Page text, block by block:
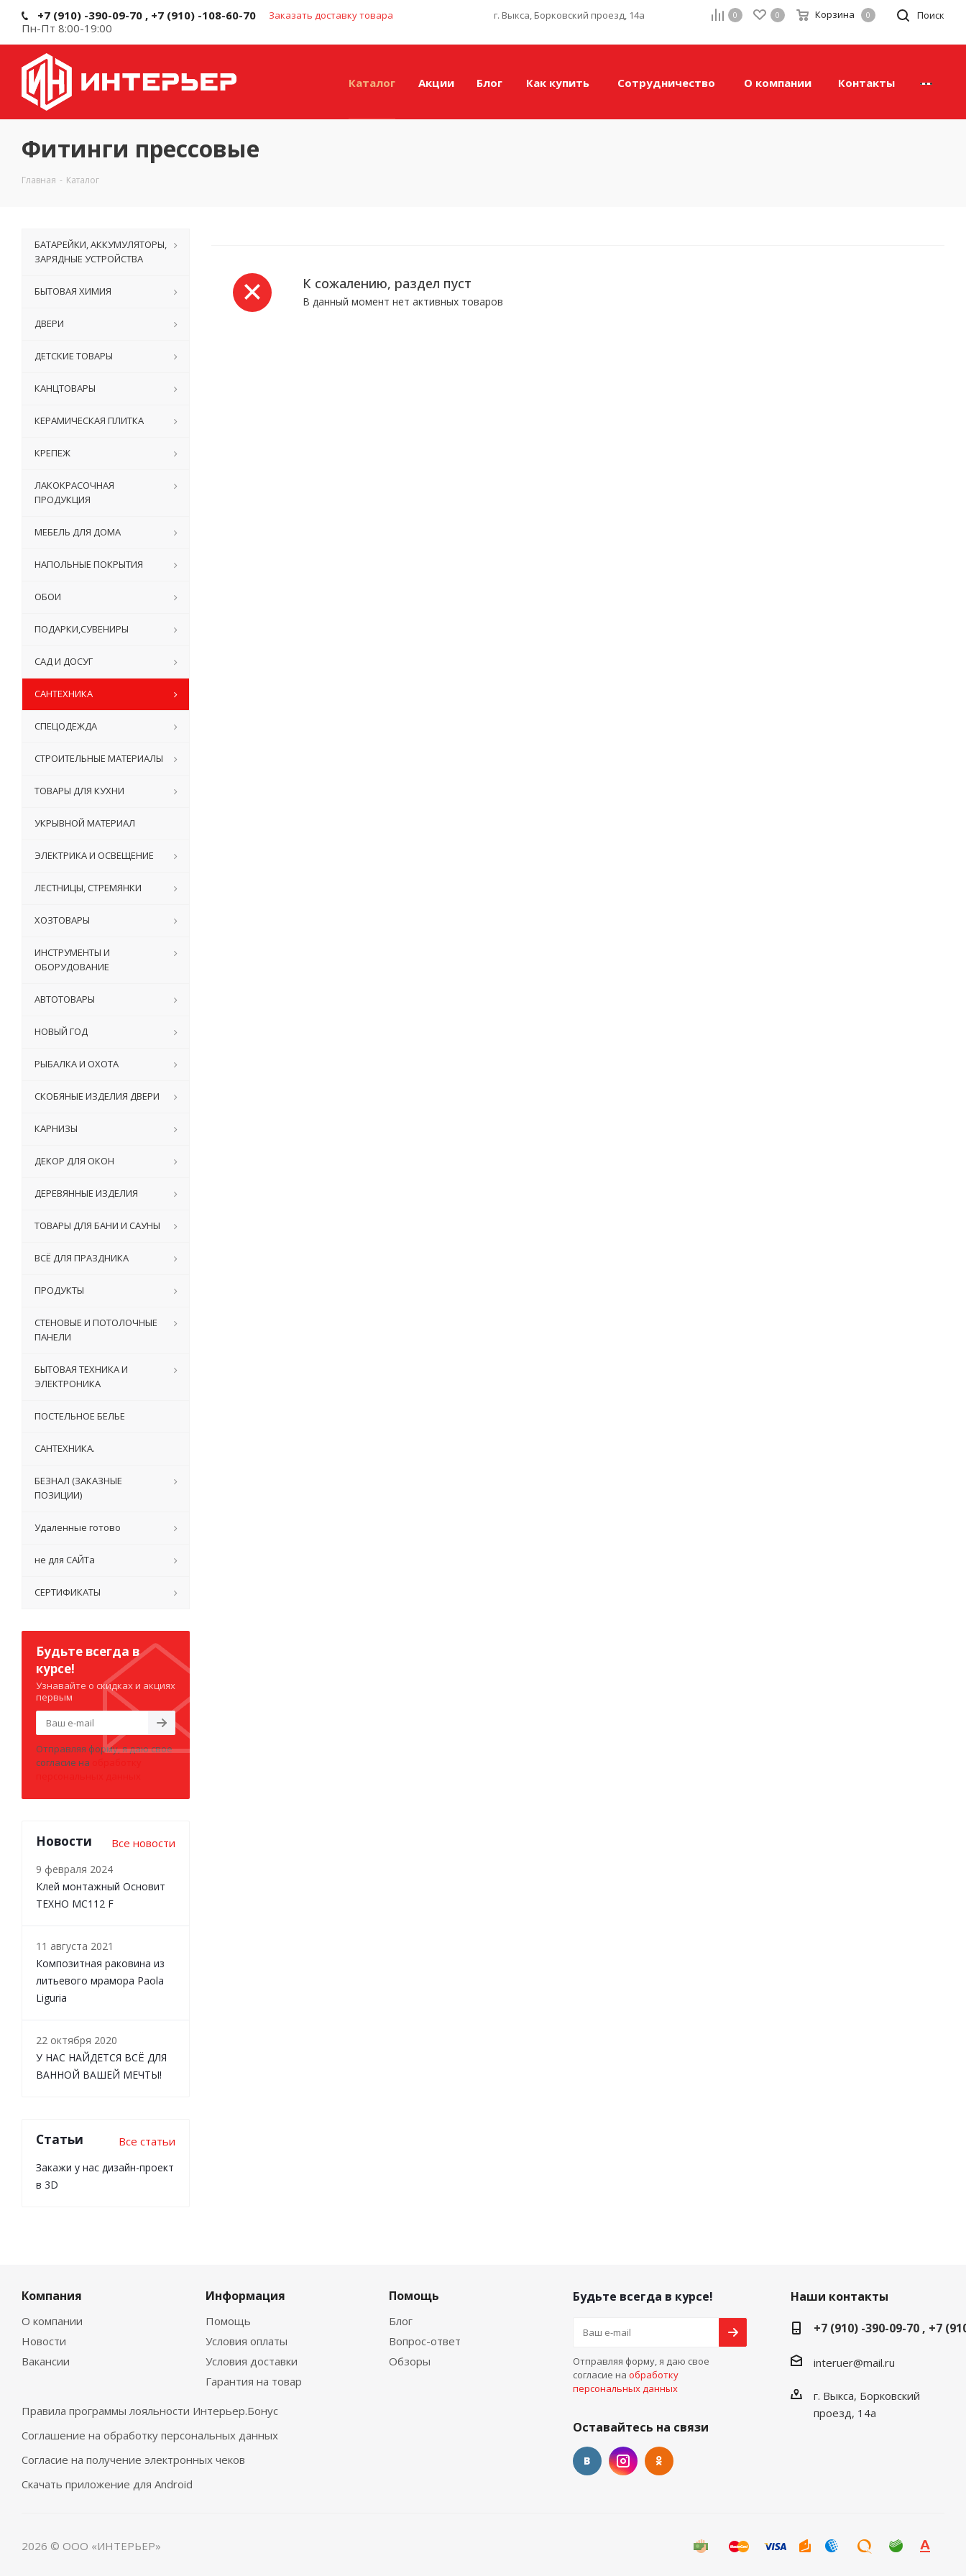
+7 (910) -390-09-70 , +7 (910) -108-60-70 Заказать доставку товара
Пн-Пт 8:00-19:00
г. Выкса, Борковский проезд, 14а Поиск
0 0 Корзина 0
Каталог Акции Блог Как купить Сотрудничество О компании Контакты
Фитинги прессовые
Главная - Каталог
К сожалению, раздел пуст
В данный момент нет активных товаров
БАТАРЕЙКИ, АККУМУЛЯТОРЫ,
ЗАРЯДНЫЕ УСТРОЙСТВА
БЫТОВАЯ ХИМИЯ
ДВЕРИ
ДЕТСКИЕ ТОВАРЫ
КАНЦТОВАРЫ
КЕРАМИЧЕСКАЯ ПЛИТКА
КРЕПЕЖ
ЛАКОКРАСОЧНАЯ
ПРОДУКЦИЯ
МЕБЕЛЬ ДЛЯ ДОМА
НАПОЛЬНЫЕ ПОКРЫТИЯ
ОБОИ
ПОДАРКИ,СУВЕНИРЫ
САД И ДОСУГ
САНТЕХНИКА
СПЕЦОДЕЖДА
СТРОИТЕЛЬНЫЕ МАТЕРИАЛЫ
ТОВАРЫ ДЛЯ КУХНИ
УКРЫВНОЙ МАТЕРИАЛ
ЭЛЕКТРИКА И ОСВЕЩЕНИЕ
ЛЕСТНИЦЫ, СТРЕМЯНКИ
ХОЗТОВАРЫ
ИНСТРУМЕНТЫ И
ОБОРУДОВАНИЕ
АВТОТОВАРЫ
НОВЫЙ ГОД
РЫБАЛКА И ОХОТА
СКОБЯНЫЕ ИЗДЕЛИЯ ДВЕРИ
КАРНИЗЫ
ДЕКОР ДЛЯ ОКОН
ДЕРЕВЯННЫЕ ИЗДЕЛИЯ
ТОВАРЫ ДЛЯ БАНИ И САУНЫ
ВСЁ ДЛЯ ПРАЗДНИКА
ПРОДУКТЫ
СТЕНОВЫЕ И ПОТОЛОЧНЫЕ
ПАНЕЛИ
БЫТОВАЯ ТЕХНИКА И
ЭЛЕКТРОНИКА
ПОСТЕЛЬНОЕ БЕЛЬЕ
САНТЕХНИКА.
БЕЗНАЛ (ЗАКАЗНЫЕ
ПОЗИЦИИ)
Удаленные готово
не для САЙТа
СЕРТИФИКАТЫ
Будьте всегда в
курсе!
Узнавайте о скидках и акциях
первым
Отправляя форму, я даю свое
согласие на
Новости Все новости
9 февраля 2024
Клей монтажный Основит
ТЕХНО MC112 F
11 августа 2021
Композитная раковина из
литьевого мрамора Paola
Liguria
22 октября 2020
У НАС НАЙДЕТСЯ ВСЁ ДЛЯ
ВАННОЙ ВАШЕЙ МЕЧТЫ!
Статьи Все статьи
Закажи у нас дизайн-проект
в 3D
Компания
О компании
Новости
Вакансии
Информация
Помощь
Условия оплаты
Условия доставки
Гарантия на товар
Помощь
Блог
Вопрос-ответ
Обзоры
Правила программы лояльности Интерьер.Бонус
Соглашение на обработку персональных данных
Согласие на получение электронных чеков
Скачать приложение для Android
Будьте всегда в курсе!
Отправляя форму, я даю свое
согласие на обработку
персональных данных
Оставайтесь на связи
Наши контакты
+7 (910) -390-09-70 , +7
interuer@mail.ru
г. Выкса, Борковский
проезд, 14а
2026 © ООО «ИНТЕРЬЕР»